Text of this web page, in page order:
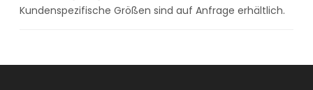
Kundenspezifische Größen sind auf Anfrage erhältlich.